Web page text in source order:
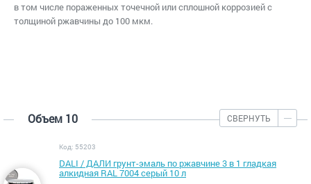
в том числе пораженных точечной или сплошной коррозией c
толщиной ржавчины до 100 мкм.
Объем 10 СВЕРНУТЬ
Код: 55203
DALI / ДАЛИ грунт-эмаль по ржавчине 3 в 1 гладкая
алкидная RAL 7004 серый 10 л